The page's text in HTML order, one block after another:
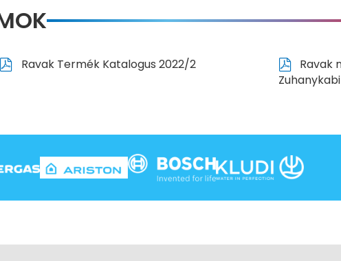
Ravak Termék Katalogus 2022/2
Ravak megfelelőségi nyilatkozat